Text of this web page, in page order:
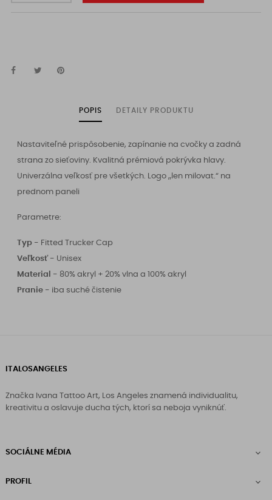
POPIS DETAILY PRODUKTU
Nastaviteľné prispôsobenie, zapínanie na cvočky a zadná
strana zo sieťoviny. Kvalitná prémiová pokrývka hlavy.
Univerzálna veľkosť pre všetkých. Logo „len milovat.“ na
prednom paneli
Parametre:
Typ - Fitted Trucker Cap
Veľkosť - Unisex
Material - 80% akryl + 20% vlna a 100% akryl
Pranie - iba suché čistenie
ITALOSANGELES
Značka Ivana Tattoo Art, Los Angeles znamená individualitu,
kreativitu a oslavuje ducha tých, ktorí sa neboja vyniknúť.
SOCIÁLNE MÉDIA 
PROFIL 